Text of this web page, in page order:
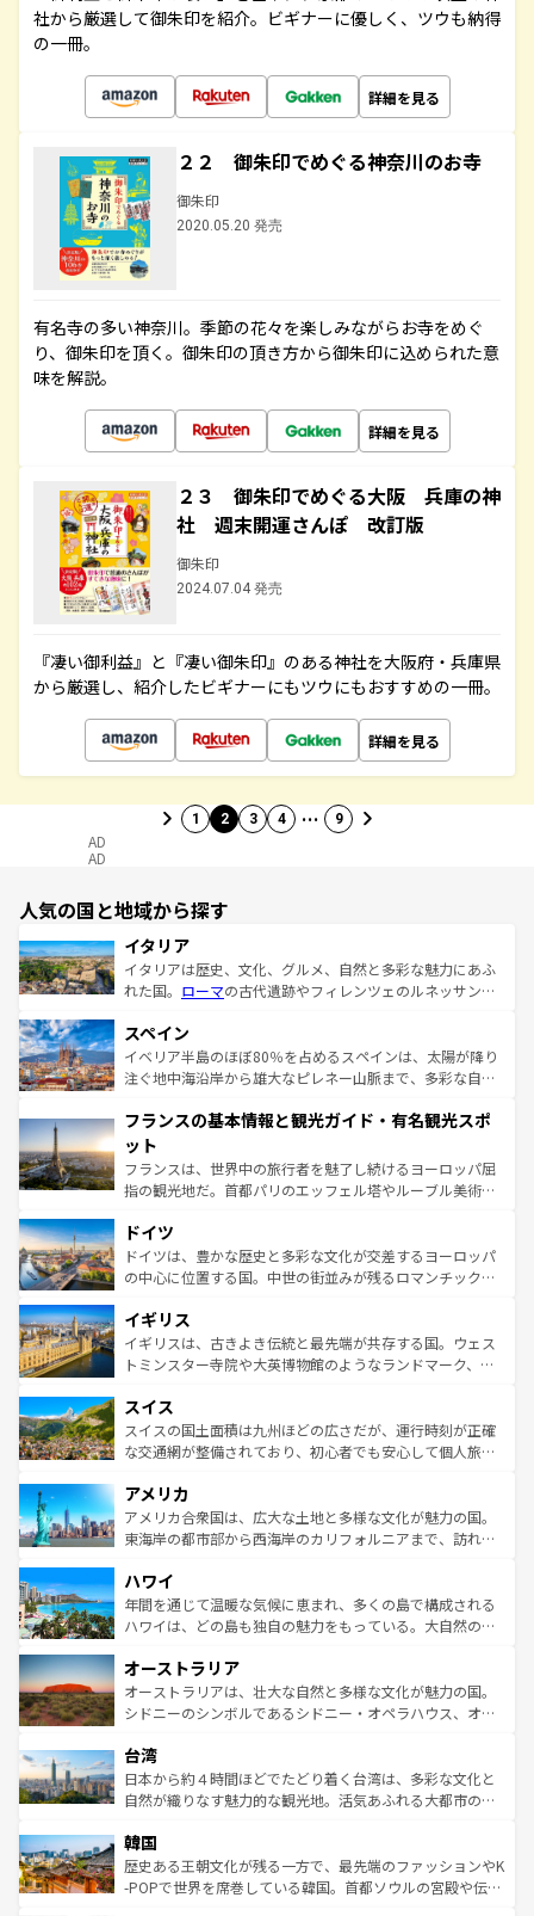
社から厳選して御朱印を紹介。ビギナーに優しく、ツウも納得
の一冊。
詳細を見る
２２ 御朱印でめぐる神奈川のお寺
御朱印
2020.05.20 発売
有名寺の多い神奈川。季節の花々を楽しみながらお寺をめぐ
り、御朱印を頂く。御朱印の頂き方から御朱印に込められた意
味を解説。
詳細を見る
２３ 御朱印でめぐる大阪 兵庫の神
社 週末開運さんぽ 改訂版
御朱印
2024.07.04 発売
『凄い御利益』と『凄い御朱印』のある神社を大阪府・兵庫県
から厳選し、紹介したビギナーにもツウにもおすすめの一冊。
詳細を見る
1 2 3 4 … 9
AD
AD
人気の国と地域から探す
イタリア
イタリアは歴史、文化、グルメ、自然と多彩な魅力にあふ
れた国。 ローマの古代遺跡やフィレンツェのルネッサンス
ろん、トスカーナの美しい田園風景やアマルフィ海岸の絶
景など、自然景観も見逃せない。観光の合間には、本場の
ピザやパスタなど、絶品のイタリア料理を堪能することも
ませてくれるイタリアで、忘れられない旅をしてみよう！
なお、新着のイタリア情報は
しい。
スペイン
イベリア半島のほぼ80％を占めるスペインは、太陽が降り
注ぐ地中海沿岸から雄大なピレネー山脈まで、多彩な自然
文化が根付くこの国では、情熱的なフラメンコ、熱気あふ
れる闘牛、そして美味しいタパスが生活の一部となってい
る。首都マドリードの洗練された雰囲気や、バルセロナの
アートに溢れた街角から、地方では古代ローマ遺跡や中世
せる。地方によって風土や気候が異なるスペインはその個
性で訪れる人を魅了する。 なお、新着のスペイン情報は コ
ンテンツ一覧を参照してほしい。
フランスの基本情報と観光ガイド・有名観光スポ
ット
フランスは、世界中の旅行者を魅了し続けるヨーロッパ屈
指の観光地だ。首都パリのエッフェル塔やルーブル美術館
で、幅広い魅力が詰まっている。華麗な宮殿、歴史的な大
聖堂、美しいビーチ、そして豊かな自然が、訪れる者を心
から魅了する。また、フランスは美食の国としても知ら
いる。シャンパンの発祥地であるランス、プロヴァンスの
香り高いラベンダー畑など、多彩な楽しみ方が可能だ。さ
らに、パリ以外の地域にも魅力が溢れており、どの街角に
れる地方に足を運ぶとそれぞれで全く異なる文化を体験で
きるだろう。 なお、新着のフランス情報はコンテンツ一覧
を参照してほしい。
ドイツ
ドイツは、豊かな歴史と多彩な文化が交差するヨーロッパ
の中心に位置する国。中世の街並みが残るロマンチック街
顔を持つこの国は、どこを歩いても飽きることがない。ベ
ルリンの文化的活気、バイエルン州のアルプスの絶景、そ
してライン川沿いのワイン畑といった風景は必見。ビール
は、お酒好きな人にはぜひ体験してほしい。 なお、新着の
ドイツ情報はコンテンツ一覧を参照してほしい。
イギリス
イギリスは、古きよき伝統と最先端が共存する国。ウェス
トミンスター寺院や大英博物館のようなランドマーク、歴
リアごとに異なる魅力がある。また、優雅なアフタヌーン
ティー、ビール好きにはたまらない英国パブ、サッカー観
戦など、本場だからこそできる体験も豊富。イギリスを旅
ンツ一覧を参照してほしい。
スイス
スイスの国土面積は九州ほどの広さだが、運行時刻が正確
な交通網が整備されており、初心者でも安心して個人旅行
の建物がそのまま残る町や、スイスならではのユニークな
博物館もあり、アルプス観光だけでなく町歩きも満喫する
ことができる。国民の所得が高いため物価も高いが、旅行
ば市内交通費無料で観光を楽しむこともできる。 なお、新
着のスイス情報はコンテンツ一覧 を参照してほしい。
アメリカ
アメリカ合衆国は、広大な土地と多様な文化が魅力の国。
東海岸の都市部から西海岸のカリフォルニアまで、訪れる
のような巨大都市は、観光、ショッピング、エンターテイ
ンメントが詰まった刺激的なスポットだ。一方、アメリカ
西部には大自然が広がり、グランドキャニオンやイエロー
部のニューオーリンズでは、音楽と美食が融合した独特の
文化が魅力。旅行者はアメリカの各地域で異なる魅力を楽
しみながら、その多様性と豊かな歴史を感じることができ
ならではの贅沢な旅のスタイルだ。 なお、新着のアメリカ
情報はコンテンツ一覧を参照してほしい。
ハワイ
年間を通じて温暖な気候に恵まれ、多くの島で構成される
ハワイは、どの島も独自の魅力をもっている。大自然の神
ワイ島は見逃せない。また、定番の観光地といえばオアフ
島だが、静かな自然を求めるならマウイ島やカウアイ島が
おすすめ。エメラルドグリーンに輝く海をはじめ、豊かな
れるおもてなしの心で訪れる人々を迎えてくれるハワイの
人々、おいしいローカルフードやハワイアンミュージッ
ク、伝統的なフラダンスなど、すべてがハワイの魅力を彩
ワイを、存分に味わってほしい。 なお、新着のハワイ情報
はコンテンツ一覧を参照してほしい。
オーストラリア
オーストラリアは、壮大な自然と多様な文化が魅力の国。
シドニーのシンボルであるシドニー・オペラハウス、オー
リアリーフや大陸中央部にそびえるウルル（エアーズロッ
ク）、タスマニアの美しい原生林やケアンズの熱帯雨林な
ど、見どころがたくさん。また、カフェやワイン、オージ
いる。アクティビティも充実しており、サーフィンやダイ
ビング、ハイキングなど、アウトドア好きにはたまらな
い。オーストラリアの多彩な魅力を存分に味わいつくそ
台湾
日本から約４時間ほどでたどり着く台湾は、多彩な文化と
自然が織りなす魅力的な観光地。活気あふれる大都市の台
ン）、静ひつな山岳地帯である台湾東部など、都市の喧騒
と山間の静けさが共存しており、訪れる人に新しい発見と
驚きをもたらしてくれる。また、奥深い台湾の食文化も魅
韓国
歴史ある王朝文化が残る一方で、最先端のファッションやK
-POPで世界を席巻している韓国。首都ソウルの宮殿や伝統